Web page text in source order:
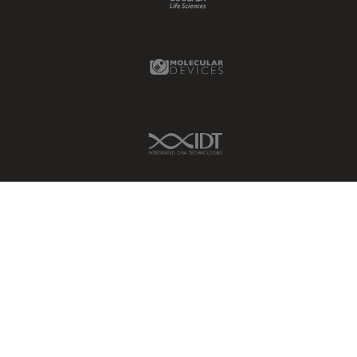
Molecular Devices Link
IDT Link